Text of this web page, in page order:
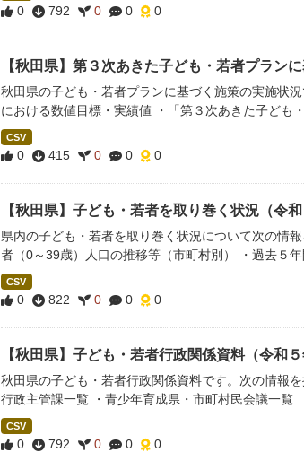
0 792 0 0 0
【秋田県】第３次あきた子ども・若者プラン
秋田県の子ども・若者プランに基づく施策の実施状
における数値目標・実績値 ・「第３次あきた子ども
CSV
0 415 0 0 0
【秋田県】子ども・若者を取り巻く状況（令和
県内の子ども・若者を取り巻く状況について次の情
者（0～39歳）人口の推移等（市町村別） ・過去５
CSV
0 822 0 0 0
【秋田県】子ども・若者行政関係資料（令和５
秋田県の子ども・若者行政関係資料です。次の情報
行政主管課一覧 ・青少年育成県・市町村民会議一覧
CSV
0 792 0 0 0